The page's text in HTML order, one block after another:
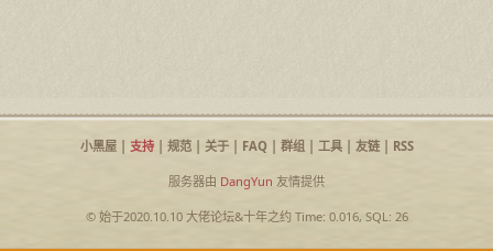
小黑屋| 支持| 规范| 关于| FAQ| 群组| 工具| 友链| RSS
服务器由 DangYun 友情提供
© 始于2020.10.10 大佬论坛&十年之约Time: 0.016, SQL: 26